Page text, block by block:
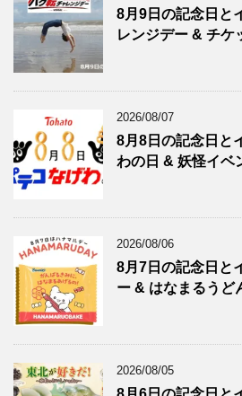
8月9日の記念日と
レンジデー & チケ
2026/08/07
8月8日の記念日と
わの日 & 妖怪イベ
2026/08/06
8月7日の記念日と
ー & はなまるうど
2026/08/05